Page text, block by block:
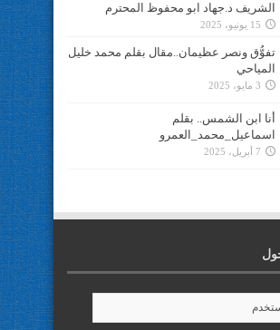
الشريف د.جهاد ابو محفوظ المحترم
15 يونيو، 2025
تفوُّق ونصر عظيمان..مقال بقلم محمد خليل
المياحي
3 مايو، 2025
أنا ابن الشمس.. بقلم
اسماعيل_محمد_العمرو
7 أبريل، 2025